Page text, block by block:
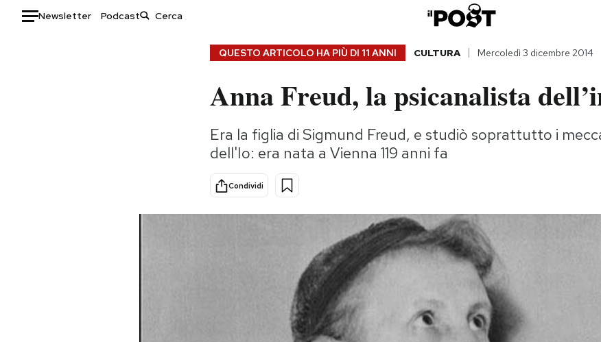
Newsletter Podcast
Consumismi
Storie/Idee
Ok Boomer!
Media
QUESTO ARTICOLO HA PIÙ DI 11 ANNI CULTURA Mercoledì 3 dicembre 2014
Anna Freud, la psicanalista
Era la figlia di Sigmund Freud, e studiò soprattutto i
dell'Io: era nata a Vienna 119 anni fa
Condividi